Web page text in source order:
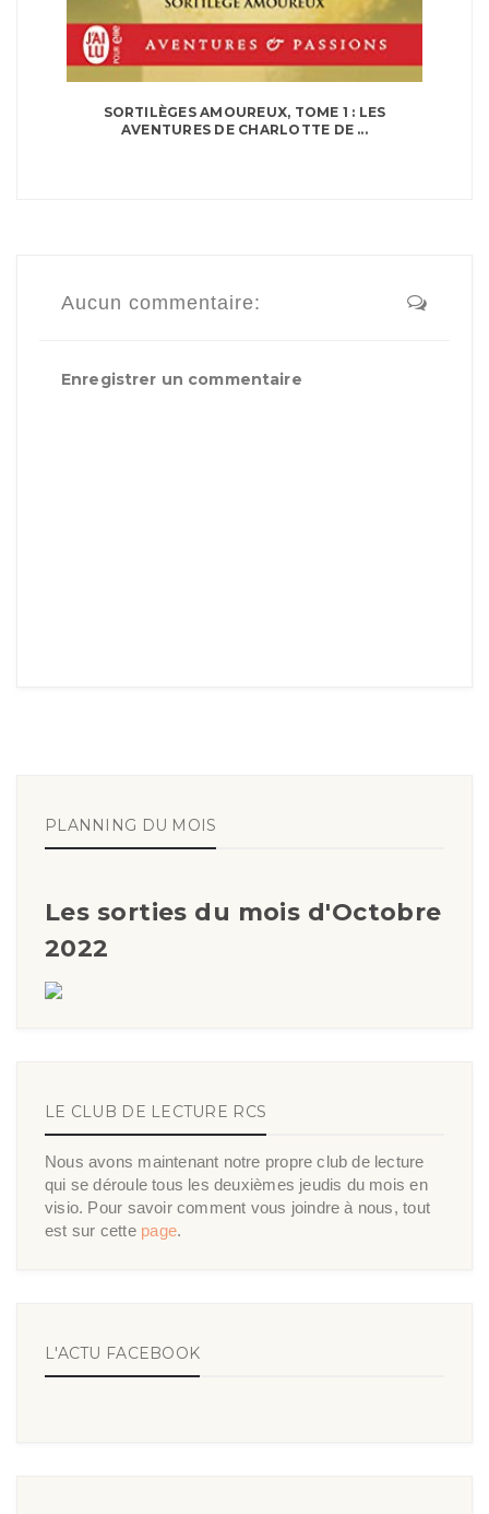
SORTILÈGES AMOUREUX, TOME 1 : LES
AVENTURES DE CHARLOTTE DE ...
Aucun commentaire:
Enregistrer un commentaire
PLANNING DU MOIS
Les sorties du mois d'Octobre
2022
LE CLUB DE LECTURE RCS
Nous avons maintenant notre propre club de lecture
qui se déroule tous les deuxièmes jeudis du mois en
visio. Pour savoir comment vous joindre à nous, tout
est sur cette page.
L'ACTU FACEBOOK